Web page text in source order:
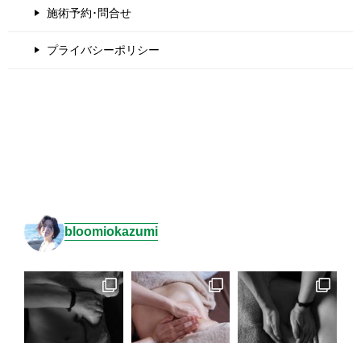
施術予約･問合せ
プライバシーポリシー
bloomiokazumi